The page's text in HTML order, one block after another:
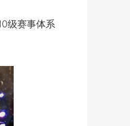
级赛事体系